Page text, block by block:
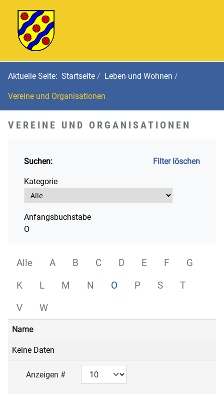
Aktuelle Seite: Startseite Leben und Wohnen
Vereine und Organisationen
VEREINE UND ORGANISATIONEN
Suchen: Filter löschen
Kategorie
Anfangsbuchstabe
O
Alle A B C D E F
G
K
L M N O P S
T
V
W
Name
Anzeigen #
Keine Daten